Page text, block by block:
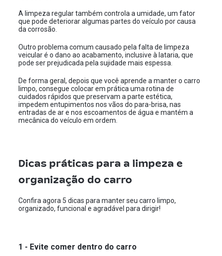
A limpeza regular também controla a umidade, um fator
que pode deteriorar algumas partes do veículo por causa
da corrosão.
Outro problema comum causado pela falta de limpeza
veicular é o dano ao acabamento, inclusive à lataria, que
pode ser prejudicada pela sujidade mais espessa.
De forma geral, depois que você aprende a manter o carro
limpo, consegue colocar em prática uma rotina de
cuidados rápidos que preservam a parte estética,
impedem entupimentos nos vãos do para-brisa, nas
entradas de ar e nos escoamentos de água e mantém a
mecânica do veículo em ordem.
Dicas práticas para a limpeza e
organização do carro
Confira agora 5 dicas para manter seu carro limpo,
organizado, funcional e agradável para dirigir!
1 - Evite comer dentro do carro